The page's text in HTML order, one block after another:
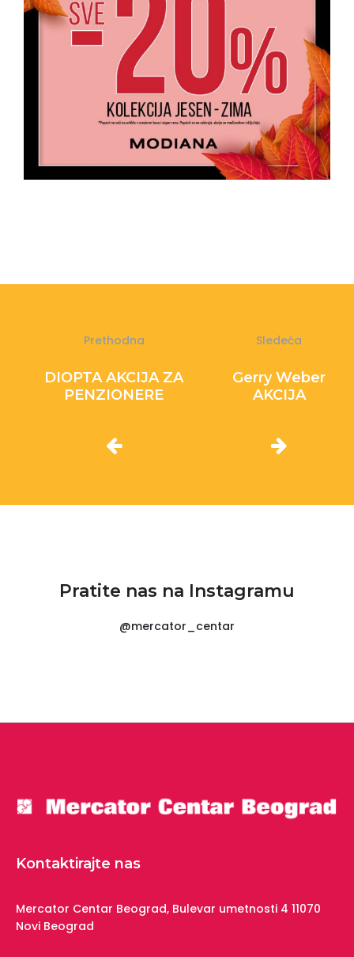
Prethodna
DIOPTA AKCIJA ZA
PENZIONERE
Sledeća
Gerry Weber
AKCIJA
Pratite nas na Instagramu
@mercator_centar
Kontaktirajte nas
Mercator Centar Beograd, Bulevar umetnosti 4 11070
Novi Beograd